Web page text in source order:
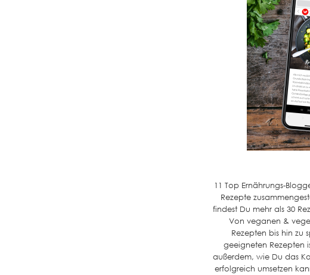
11 Top Ernährungs-
Rezepte
findest Du mehr als 30
Von veganen &
Rezepten bis hin zu
geeigneten Rezepten
außerdem, wie Du das
erfolgreich umsetzen